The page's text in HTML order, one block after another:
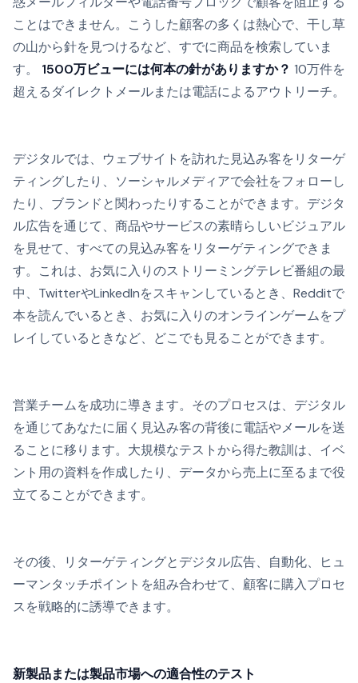
ことはできません。こうした顧客の多くは熱心で、干し草
の山から針を見つけるなど、すでに商品を検索していま
す。 1500万ビューには何本の針がありますか？ 10万件を
超えるダイレクトメールまたは電話によるアウトリーチ。
デジタルでは、ウェブサイトを訪れた見込み客をリターゲ
ティングしたり、ソーシャルメディアで会社をフォローし
たり、ブランドと関わったりすることができます。デジタ
ル広告を通じて、商品やサービスの素晴らしいビジュアル
を見せて、すべての見込み客をリターゲティングできま
す。これは、お気に入りのストリーミングテレビ番組の最
中、TwitterやLinkedInをスキャンしているとき、Redditで
本を読んでいるとき、お気に入りのオンラインゲームをプ
レイしているときなど、どこでも見ることができます。
営業チームを成功に導きます。そのプロセスは、デジタル
を通じてあなたに届く見込み客の背後に電話やメールを送
ることに移ります。大規模なテストから得た教訓は、イベ
ント用の資料を作成したり、データから売上に至るまで役
立てることができます。
その後、リターゲティングとデジタル広告、自動化、ヒュ
ーマンタッチポイントを組み合わせて、顧客に購入プロセ
スを戦略的に誘導できます。
新製品または製品市場への適合性のテスト